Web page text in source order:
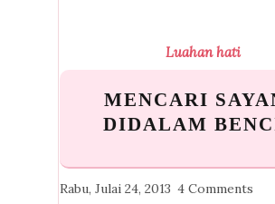
Luahan hati
MENCARI
DIDALAM
Rabu, Julai 24, 2013 4 Comments